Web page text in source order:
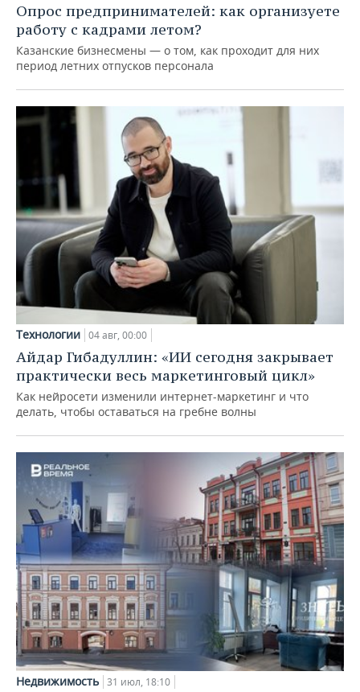
Опрос предпринимателей: как организуете
работу с кадрами летом?
Казанские бизнесмены — о том, как проходит для них
период летних отпусков персонала
Технологии 04 авг, 00:00
Айдар Гибадуллин: «ИИ сегодня закрывает
практически весь маркетинговый цикл»
Как нейросети изменили интернет-маркетинг и что
делать, чтобы оставаться на гребне волны
Недвижимость 31 июл, 18:10